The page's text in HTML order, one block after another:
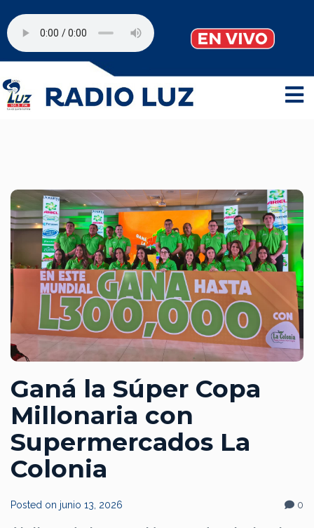
Ganá la Súper Copa
Millonaria con
Supermercados La
Colonia
Posted on junio 13, 2026 0